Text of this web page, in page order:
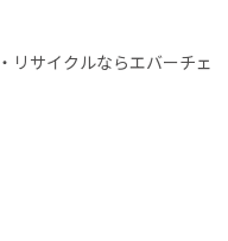
リサイクルならエバーチェ